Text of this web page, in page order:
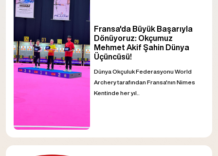
Fransa'da Büyük Başarıyla
Dönüyoruz: Okçumuz
Mehmet Akif Şahin Dünya
Üçüncüsü!
Dünya Okçuluk Federasyonu World
Archery tarafından Fransa'nın Nimes
Kentinde her yıl..